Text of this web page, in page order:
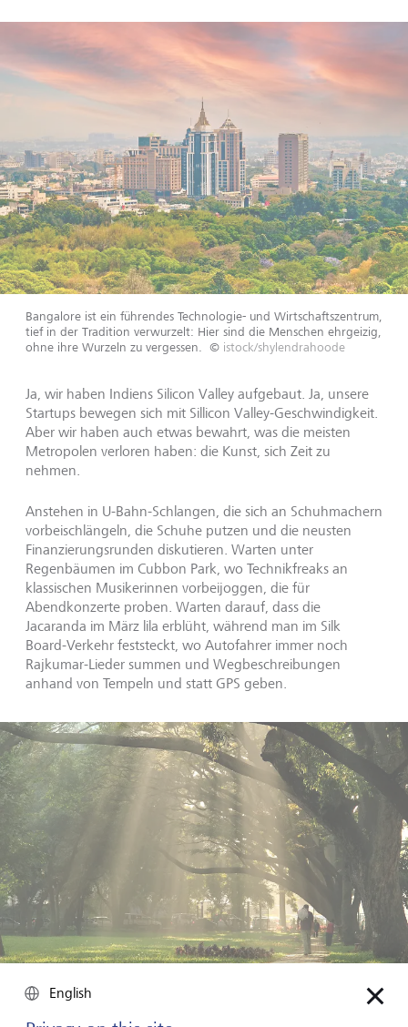
Bangalore ist ein führendes Technologie- und Wirtschaftszentrum,
tief in der Tradition verwurzelt: Hier sind die Menschen ehrgeizig,
ohne ihre Wurzeln zu vergessen.
© istock/shylendrahoode
Ja, wir haben Indiens Silicon Valley aufgebaut. Ja, unsere
Startups bewegen sich mit Sillicon Valley-Geschwindigkeit.
Aber wir haben auch etwas bewahrt, was die meisten
Metropolen verloren haben: die Kunst, sich Zeit zu
nehmen.
Anstehen in U-Bahn-Schlangen, die sich an Schuhmachern
vorbeischlängeln, die Schuhe putzen und die neusten
Finanzierungsrunden diskutieren. Warten unter
Regenbäumen im Cubbon Park, wo Technikfreaks an
klassischen Musikerinnen vorbeijoggen, die für
Abendkonzerte proben. Warten darauf, dass die
Jacaranda im März lila erblüht, während man im Silk
Board-Verkehr feststeckt, wo Autofahrer immer noch
Rajkumar-Lieder summen und Wegbeschreibungen
anhand von Tempeln und statt GPS geben.
English